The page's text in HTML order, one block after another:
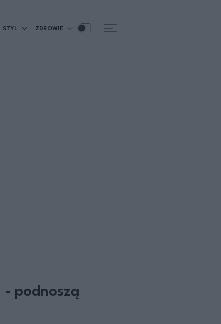
STYL ZDROWIE
podnoszą